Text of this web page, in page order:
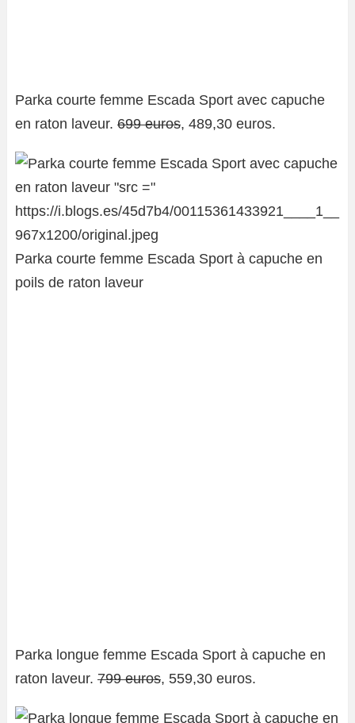
Parka courte femme Escada Sport avec capuche
en raton laveur. 699 euros, 489,30 euros.
Parka courte femme Escada Sport à capuche en
poils de raton laveur
Parka longue femme Escada Sport à capuche en
raton laveur. 799 euros, 559,30 euros.